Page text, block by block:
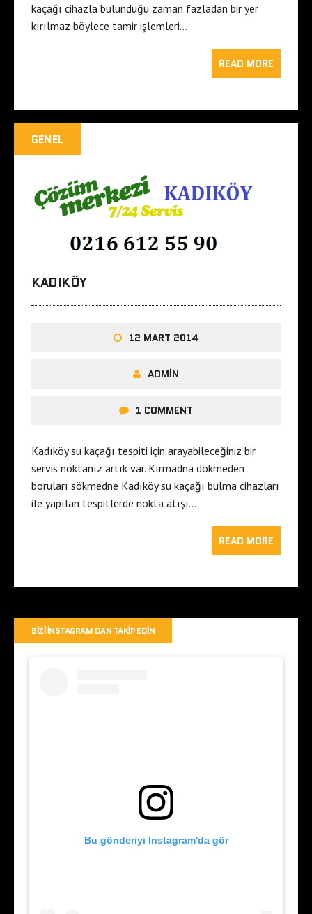
kaçağı cihazla bulunduğu zaman fazladan bir yer
kırılmaz böylece tamir işlemleri…
READ MORE
GENEL
KADIKÖY
12 MART 2014
ADMIN
1 COMMENT
Kadıköy su kaçağı tespiti için arayabileceğiniz bir
servis noktanız artık var. Kırmadna dökmeden
boruları sökmedne Kadıköy su kaçağı bulma cihazları
ile yapılan tespitlerde nokta atışı…
READ MORE
BIZI İNSTAGRAM DAN TAKIP EDIN
Bu gönderiyi Instagram'da gör